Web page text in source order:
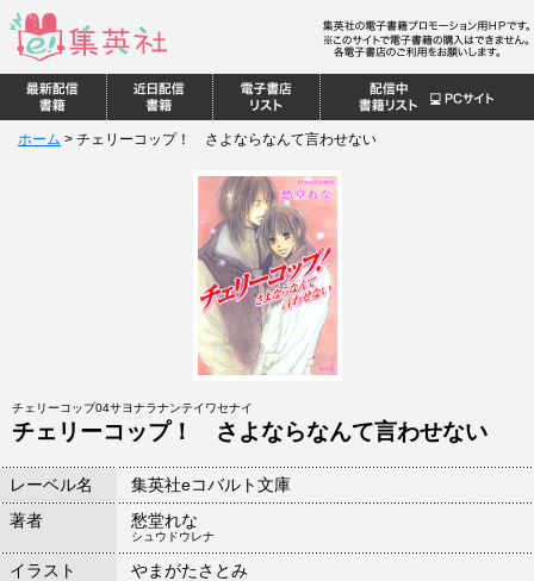
ホーム > チェリーコップ！ さよならなんて言わせない
チェリーコップ04サヨナラナンテイワセナイ
チェリーコップ！ さよならなんて言わせない
レーベル名
集英社eコバルト文庫
著者
愁堂れな
シュウドウレナ
イラスト やまがたさとみ